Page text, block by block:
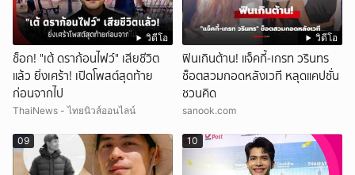
วิดีโอ
ช็อก! "เต้ ดราก้อนไฟว์" เสียชีวิต
แล้ว ยิ่งเศร้า! เปิดโพสต์สุดท้าย
ก่อนจากไป
ThaiNews - ไทยนิวส์ออนไลน์
วิดีโอ
ฟินเกินต้าน! แจ็คกี้-เกรท วรินทร
ช็อตสวมกอดหลังเวที หลุดแคปชั่น
ชวนคิด
sanook.com
09 10